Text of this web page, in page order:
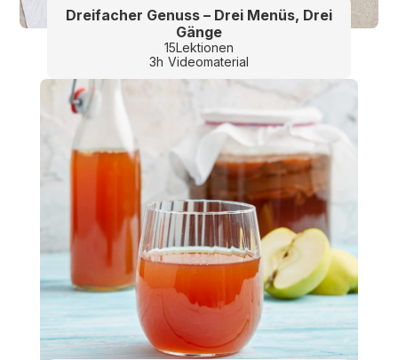
Dreifacher Genuss – Drei Menüs, Drei
Gänge
15Lektionen
3h Videomaterial